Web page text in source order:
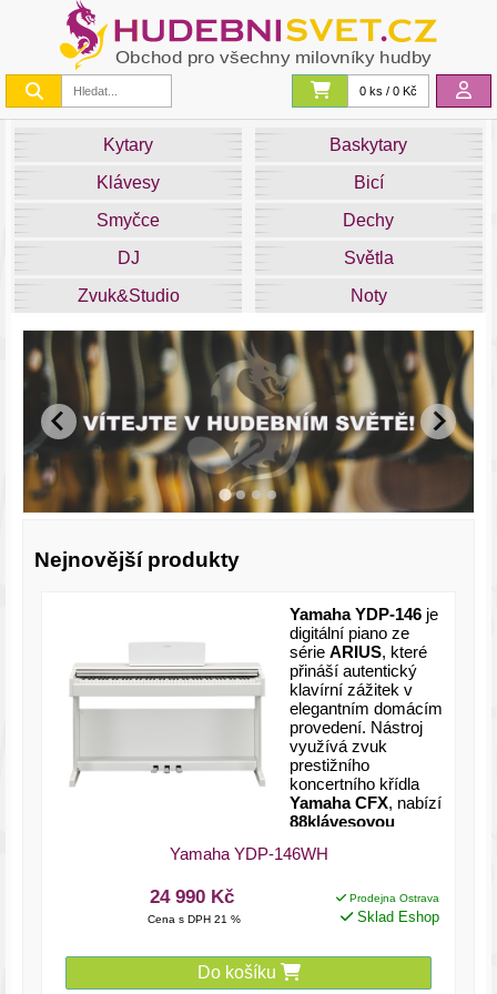
0 ks / 0 Kč
Kytary
Baskytary
Klávesy
Bicí
Smyčce
Dechy
DJ
Světla
Zvuk&Studio
Noty
Nejnovější produkty
Yamaha YDP-146 je
digitální piano ze
série ARIUS, které
přináší autentický
klavírní zážitek v
elegantním domácím
provedení. Nástroj
využívá zvuk
prestižního
koncertního křídla
Yamaha CFX, nabízí
88klávesovou
(Graded Hammer
odstupňovanou
mechanikou a
hlasů. Díky tomu
poskytuje přirozenou
Yamaha YDP-146WH
24 990 Kč
Cena s DPH 21 %
Prodejna Ostrava
Sklad Eshop
Do košíku